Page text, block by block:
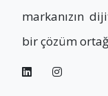
markanızın
bir çözüm